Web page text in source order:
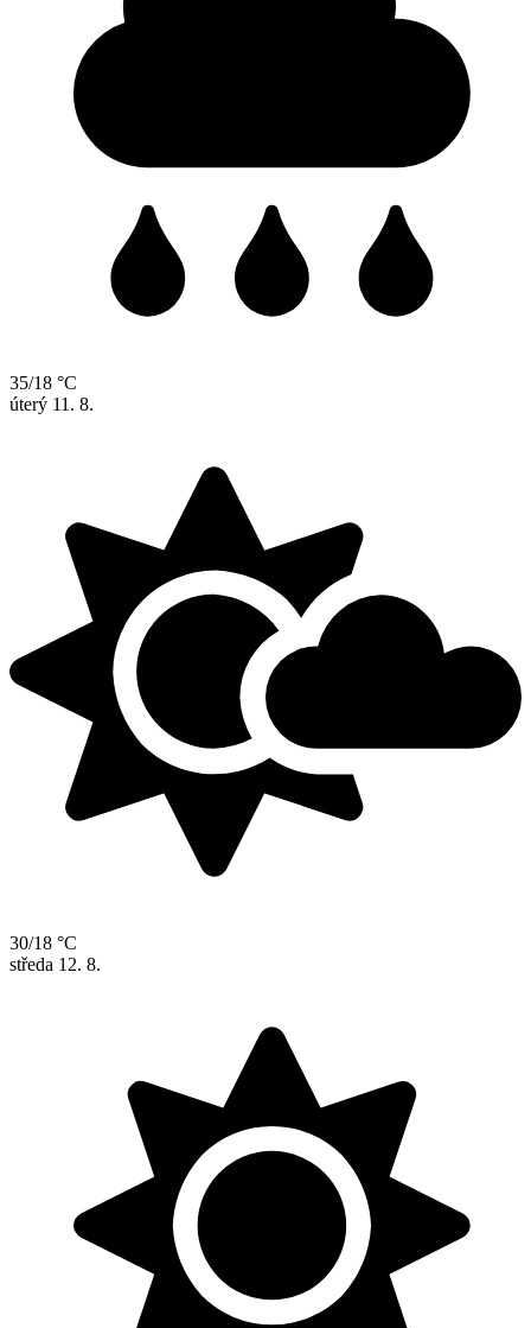
35/18 °C
úterý 11. 8.
30/18 °C
středa 12. 8.